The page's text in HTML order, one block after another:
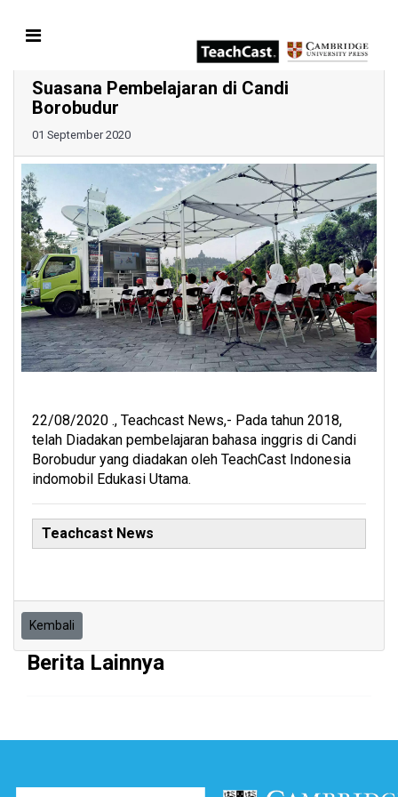
Suasana Pembelajaran di Candi
Borobudur
01 September 2020
22/08/2020 ., Teachcast News,- Pada tahun 2018,
telah Diadakan pembelajaran bahasa inggris di Candi
Borobudur yang diadakan oleh TeachCast Indonesia
indomobil Edukasi Utama.
Teachcast News
Kembali
Berita Lainnya